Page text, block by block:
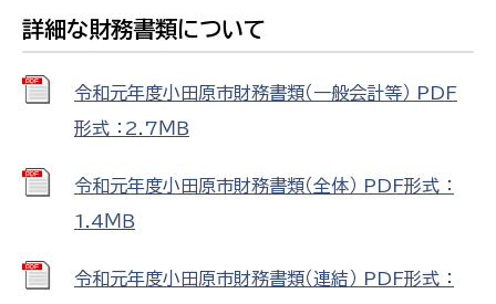
詳細な財務書類について
令和元年度小田原市財務書類（一般会計等） PDF
形式 ：2.7ＭＢ
令和元年度小田原市財務書類（全体） PDF形式 ：
1.4ＭＢ
令和元年度小田原市財務書類（連結） PDF形式 ：